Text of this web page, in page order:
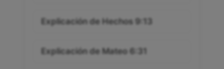
Explicación de Hechos 9:13
Explicación de Mateo 6:31